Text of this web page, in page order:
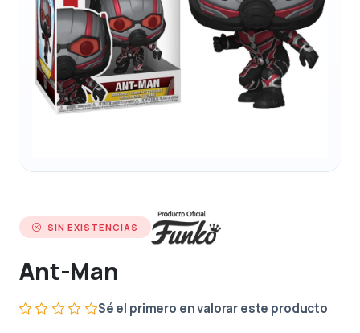
SIN EXISTENCIAS
Ant-Man
Sé el primero en valorar este producto